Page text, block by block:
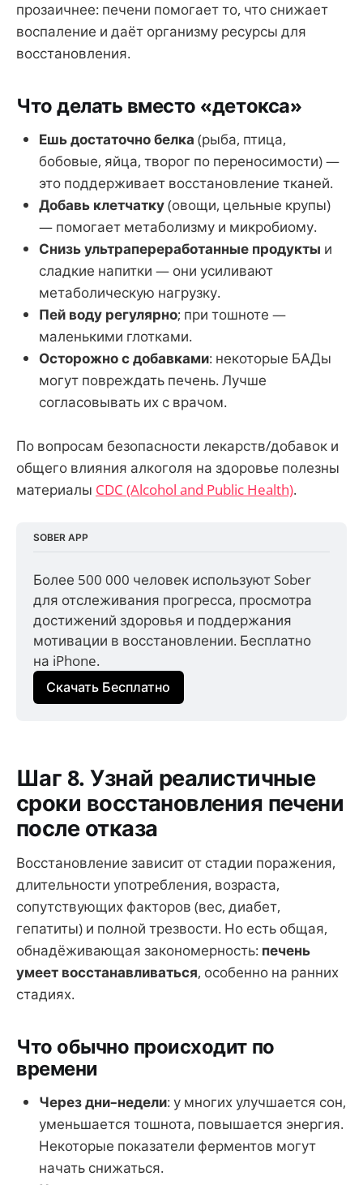
прозаичнее: печени помогает то, что снижает
воспаление и даёт организму ресурсы для
восстановления.
Что делать вместо «детокса»
Ешь достаточно белка (рыба, птица,
бобовые, яйца, творог по переносимости) —
это поддерживает восстановление тканей.
Добавь клетчатку(овощи, цельные крупы)
— помогает метаболизму и микробиому.
Снизь ультрапереработанные продукты и
сладкие напитки — они усиливают
метаболическую нагрузку.
Пей воду регулярно; при тошноте —
маленькими глотками.
Осторожно с добавками: некоторые БАДы
могут повреждать печень. Лучше
согласовывать их с врачом.
По вопросам безопасности лекарств/добавок и
общего влияния алкоголя на здоровье полезны
материалы CDC (Alcohol and Public Health).
SOBER APP
Более 500 000 человек используют Sober
для отслеживания прогресса, просмотра
достижений здоровья и поддержания
мотивации в восстановлении. Бесплатно
на iPhone.
Скачать Бесплатно
Шаг 8. Узнай реалистичные
сроки восстановления печени
после отказа
Восстановление зависит от стадии поражения,
длительности употребления, возраста,
сопутствующих факторов (вес, диабет,
гепатиты) и полной трезвости. Но есть общая,
обнадёживающая закономерность: печень
умеет восстанавливаться, особенно на ранних
стадиях.
Что обычно происходит по
времени
Через дни–недели: у многих улучшается сон,
уменьшается тошнота, повышается энергия.
Некоторые показатели ферментов могут
начать снижаться.